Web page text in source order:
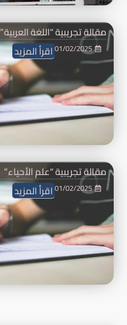
مقالة تجريبية “اللغة العربية”
01/02/2025اقرأ المزيد
مقالة تجريبية “علم الأحياء”
01/02/2025اقرأ المزيد